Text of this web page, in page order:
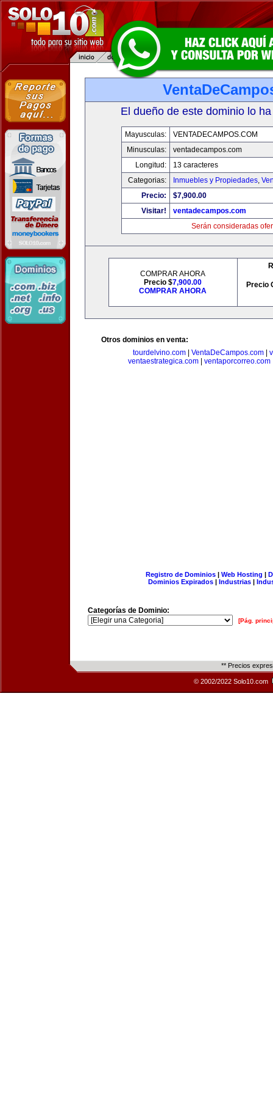
El dueño de este dominio lo
Mayusculas:
VENTADECAMPOS.COM
Minusculas:
ventadecampos.com
Longitud:
13 caracteres
Categorias:
Inmuebles y Propiedades,
Precio:
$7,900.00
Visitar!
ventadecampos.com
Serán consideradas
COMPRAR AHORA
Precio $7,900.00
COMPRAR AHORA
Precio
Otros dominios en venta:
tourdelvino.com| VentaDeCampos.com|
ventaestrategica.com| ventaporcorreo.com
Registro de Dominios| Web Hosting |
Dominios Expirados | Industrias |
Categorías de Dominio:
[Pág.
** Precios
© 2002/2022 Solo10.com